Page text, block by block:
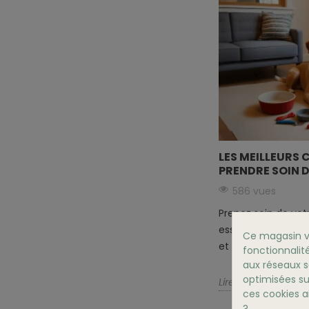
LES MEILLEURS
PRENDRE SOIN
586 vues
Prenez soin de
essentiels : santé
et alimentation
Lire la suite
Ce magasin
aux réseaux
optimisées
ces cookies